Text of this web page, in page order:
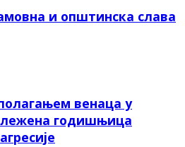
и општинска слава
венаца у
годишњица